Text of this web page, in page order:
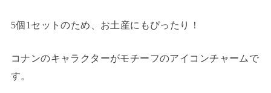
5個1セットのため、お土産にもぴったり！
コナンのキャラクターがモチーフのアイコンチャームで
す。